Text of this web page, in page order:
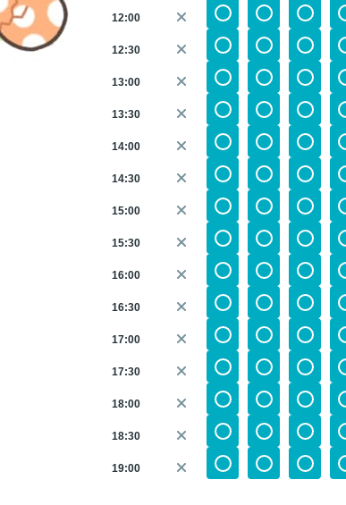
12:00
12:30
13:00
13:30
14:00
14:30
15:00
15:30
16:00
16:30
17:00
17:30
18:00
18:30
19:00